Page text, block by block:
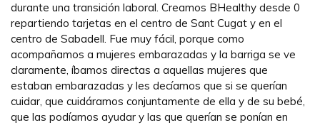
durante una transición laboral. Creamos BHealthy desde 0
repartiendo tarjetas en el centro de Sant Cugat y en el
centro de Sabadell. Fue muy fácil, porque como
acompañamos a mujeres embarazadas y la barriga se ve
claramente, íbamos directas a aquellas mujeres que
estaban embarazadas y les decíamos que si se querían
cuidar, que cuidáramos conjuntamente de ella y de su bebé,
que las podíamos ayudar y las que querían se ponían en